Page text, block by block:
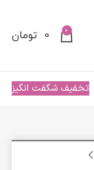
0
0 تومان
تخفیف شگفت انگیز